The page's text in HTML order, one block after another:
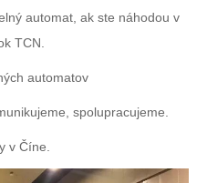
automat, ak ste náhodou v
TCN.
automatov
spolupracujeme.
v Číne.